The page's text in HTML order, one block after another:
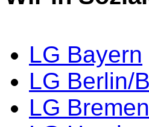
LG Bayern
LG Berlin/
LG